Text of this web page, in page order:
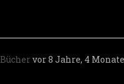
Büchervor 8 Jahre, 4 Monate